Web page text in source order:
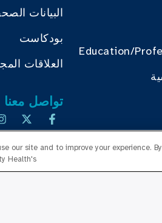
Education/
البيانات
بودكاست
العلاقات
تواصل معنا
our site and to improve your experience.
Health's